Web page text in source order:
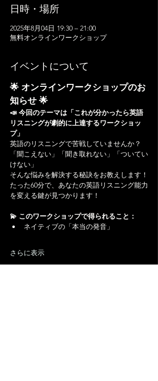
日時・場所
2025年8月04日 19:30 – 21:00
無料オンラインワークショップ
イベントについて
🌟 オンラインワークショップのお
知らせ 🌟
📣 今回のテーマは「これが分かったら英語
リスニングが劇的に上達するワークショッ
プ」
英語のリスニングで苦戦していませんか？
「聞こえない」「聞き取れない」「ついてい
けない」
そんな悩みを解決する秘訣をお教えします！
たった60分で、あなたの英語リスニング能力
を変える鍵が見つかります！
💫 このワークショップで得られること：
ネイティブの「本当の発音」
さらに表示